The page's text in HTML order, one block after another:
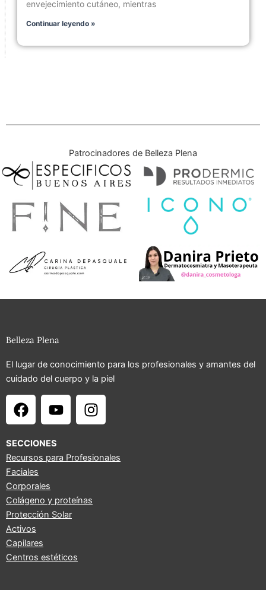
envejecimiento cutáneo, mientras
Continuar leyendo »
Patrocinadores de Belleza Plena
Belleza Plena
El lugar de conocimiento para los profesionales y amantes del
cuidado del cuerpo y la piel
F
a
e
b
o
o
k
Y
o
t
u
I
n
a
a
SECCIONES
Recursos para Profesionales
Faciales
Corporales
Colágeno y proteínas
Protección Solar
Activos
Capilares
Centros estéticos